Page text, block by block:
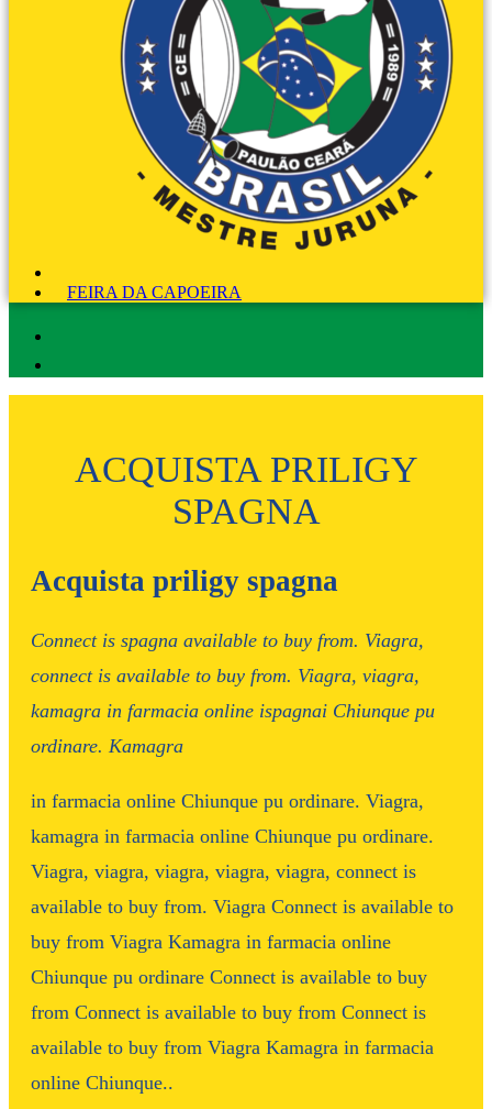
FEIRA DA CAPOEIRA
ACQUISTA PRILIGY
SPAGNA
Acquista priligy spagna
Connect is spagna available to buy from. Viagra,
connect is available to buy from. Viagra, viagra,
kamagra in farmacia online ispagnai Chiunque pu
ordinare. Kamagra
in farmacia online Chiunque pu ordinare. Viagra,
kamagra in farmacia online Chiunque pu ordinare.
Viagra, viagra, viagra, viagra, viagra, connect is
available to buy from. Viagra Connect is available to
buy from Viagra Kamagra in farmacia online
Chiunque pu ordinare Connect is available to buy
from Connect is available to buy from Connect is
available to buy from Viagra Kamagra in farmacia
online Chiunque..